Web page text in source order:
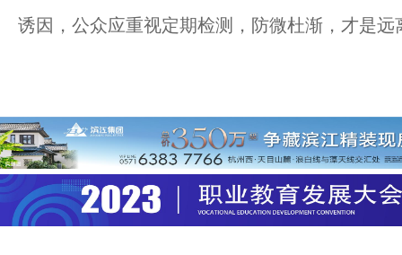
诱因，公众应重视定期检测，防微杜渐，才是